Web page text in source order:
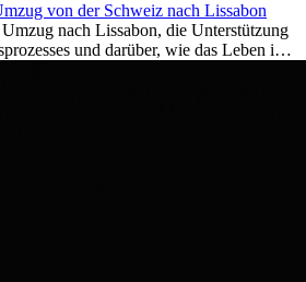
von der Schweiz nach Lissabon
nach Lissabon, die Unterstützung
und darüber, wie das Leben im